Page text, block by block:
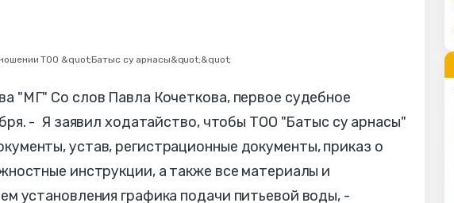
ТОО &quot;Батыс су арнасы&quot;&quot;
"МГ" Со слов Павла Кочеткова, первое судебное
- Я заявил ходатайство, чтобы ТОО "Батыс су арнасы"
устав, регистрационные документы, приказ о
инструкции, а также все материалы и
установления графика подачи питьевой воды, -